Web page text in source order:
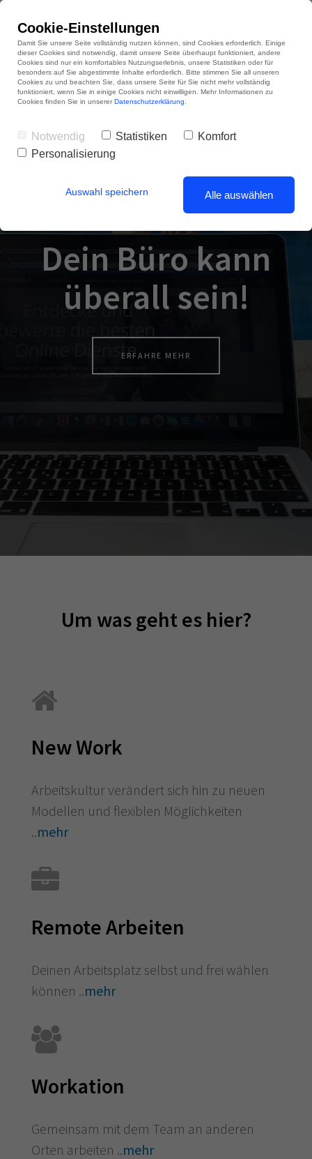
Dein Büro kann
überall sein!
ERFAHRE MEHR
Um was geht es hier?
New Work
Arbeitskultur verändert sich hin zu neuen
Modellen und flexiblen Möglichkeiten
..mehr
Remote Arbeiten
Deinen Arbeitsplatz selbst und frei wählen
können ..mehr
Workation
Gemeinsam mit dem Team an anderen
Orten arbeiten ..mehr
Cookie-Einstellungen
Damit Sie unsere Seite vollständig nutzen können, sind Cookies erforderlich. Einige
dieser Cookies sind notwendig, damit unsere Seite überhaupt funktioniert, andere
Cookies sind nur ein komfortables Nutzungserlebnis, unsere Statistiken oder für
besonders auf Sie abgestimmte Inhalte erforderlich. Bitte stimmen Sie all unseren
Cookies zu und beachten Sie, dass unsere Seite für Sie nicht mehr vollständig
funktioniert, wenn Sie in einige Cookies nicht einwilligen. Mehr Informationen zu
Cookies finden Sie in unserer Datenschutzerklärung
Notwendig Statistiken
Komfort
Personalisierung
Auswahl speichern Alle auswählen